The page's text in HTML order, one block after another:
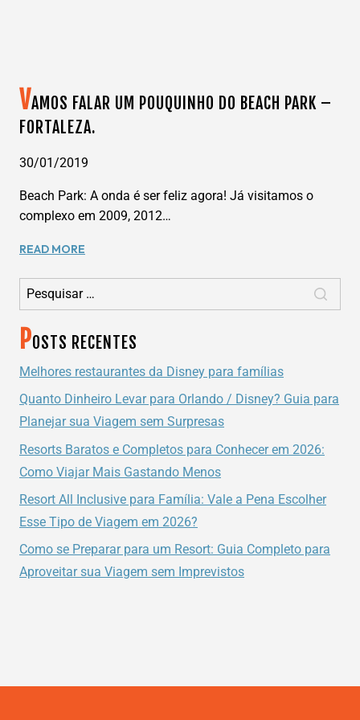
VAMOS FALAR UM POUQUINHO DO BEACH PARK –
FORTALEZA.
30/01/2019
Beach Park: A onda é ser feliz agora! Já visitamos o
complexo em 2009, 2012…
READ MORE
UM
POUQUINHO
BEACH
PARK
–
Pesquisar por:
POSTS RECENTES
Melhores restaurantes da Disney para famílias
Quanto Dinheiro Levar para Orlando / Disney? Guia para
Planejar sua Viagem sem Surpresas
Resorts Baratos e Completos para Conhecer em 2026:
Como Viajar Mais Gastando Menos
Resort All Inclusive para Família: Vale a Pena Escolher
Esse Tipo de Viagem em 2026?
Como se Preparar para um Resort: Guia Completo para
Aproveitar sua Viagem sem Imprevistos